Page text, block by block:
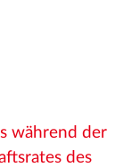
während der
des